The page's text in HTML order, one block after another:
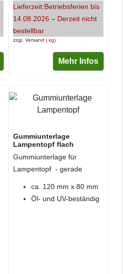
zzgl. Versand kg
Lieferzeit:Betriebsferien bis
14.08.2026 – Derzeit nicht
bestellbar
Mehr Infos
Gummiunterlage
Lampentopf flach
Gummiunterlage für
Lampentopf - gerade
ca. 120 mm x 80 mm
Öl- und UV-beständig